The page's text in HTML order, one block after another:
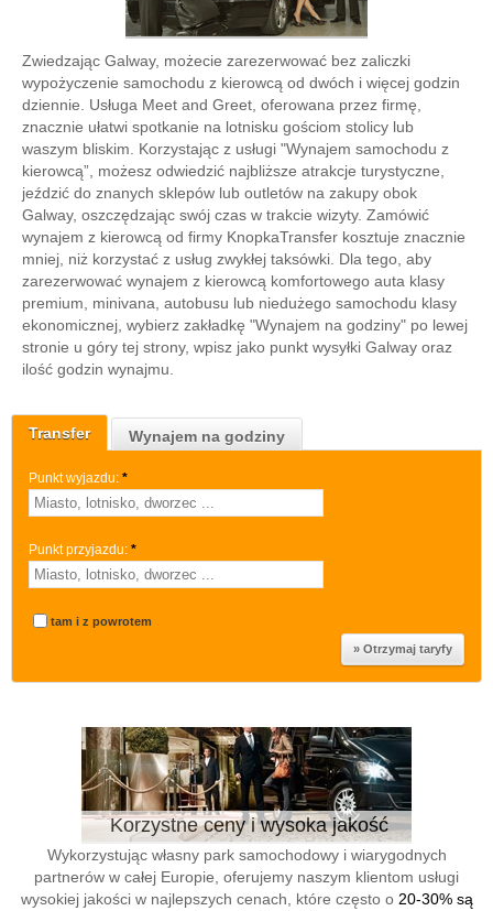
Transfer Wynajem na godziny
Punkt wyjazdu: *
Punkt przyjazdu: *
tam i z powrotem
Korzystne ceny i wysoka jakość
Wykorzystując własny park samochodowy i wiarygodnych
partnerów w całej Europie, oferujemy naszym klientom usługi
wysokiej jakości w najlepszych cenach, które często o 20-30% są
Zwiedzając Galway, możecie zarezerwować bez zaliczki
wypożyczenie samochodu z kierowcą od dwóch i więcej godzin
dziennie. Usługa Meet and Greet, oferowana przez firmę,
znacznie ułatwi spotkanie na lotnisku gościom stolicy lub
waszym bliskim. Korzystając z usługi "Wynajem samochodu z
kierowcą”, możesz odwiedzić najbliższe atrakcje turystyczne,
jeździć do znanych sklepów lub outletów na zakupy obok
Galway, oszczędzając swój czas w trakcie wizyty. Zamówić
wynajem z kierowcą od firmy KnopkaTransfer kosztuje znacznie
mniej, niż korzystać z usług zwykłej taksówki. Dla tego, aby
zarezerwować wynajem z kierowcą komfortowego auta klasy
premium, minivana, autobusu lub niedużego samochodu klasy
ekonomicznej, wybierz zakładkę "Wynajem na godziny" po lewej
stronie u góry tej strony, wpisz jako punkt wysyłki Galway oraz
ilość godzin wynajmu.